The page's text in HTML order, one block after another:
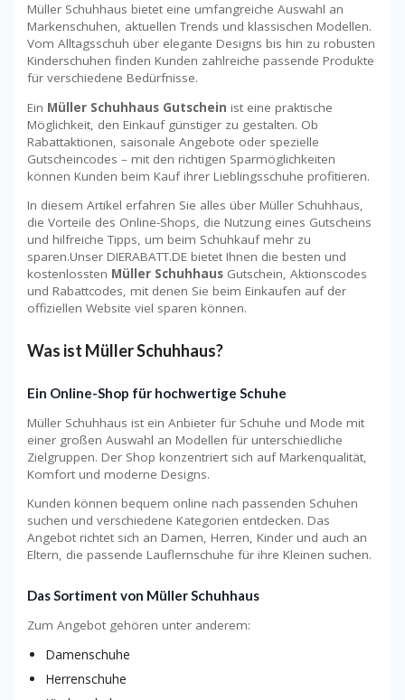
Müller Schuhhaus bietet eine umfangreiche Auswahl an
Markenschuhen, aktuellen Trends und klassischen Modellen.
Vom Alltagsschuh über elegante Designs bis hin zu robusten
Kinderschuhen finden Kunden zahlreiche passende Produkte
für verschiedene Bedürfnisse.
Ein Müller Schuhhaus Gutschein ist eine praktische
Möglichkeit, den Einkauf günstiger zu gestalten. Ob
Rabattaktionen, saisonale Angebote oder spezielle
Gutscheincodes – mit den richtigen Sparmöglichkeiten
können Kunden beim Kauf ihrer Lieblingsschuhe profitieren.
In diesem Artikel erfahren Sie alles über Müller Schuhhaus,
die Vorteile des Online-Shops, die Nutzung eines Gutscheins
und hilfreiche Tipps, um beim Schuhkauf mehr zu
sparen.Unser DIERABATT.DE bietet Ihnen die besten und
kostenlossten Müller Schuhhaus Gutschein, Aktionscodes
und Rabattcodes, mit denen Sie beim Einkaufen auf der
offiziellen Website viel sparen können.
Was ist Müller Schuhhaus?
Ein Online-Shop für hochwertige Schuhe
Müller Schuhhaus ist ein Anbieter für Schuhe und Mode mit
einer großen Auswahl an Modellen für unterschiedliche
Zielgruppen. Der Shop konzentriert sich auf Markenqualität,
Komfort und moderne Designs.
Kunden können bequem online nach passenden Schuhen
suchen und verschiedene Kategorien entdecken. Das
Angebot richtet sich an Damen, Herren, Kinder und auch an
Eltern, die passende Lauflernschuhe für ihre Kleinen suchen.
Das Sortiment von Müller Schuhhaus
Zum Angebot gehören unter anderem:
Damenschuhe
Herrenschuhe